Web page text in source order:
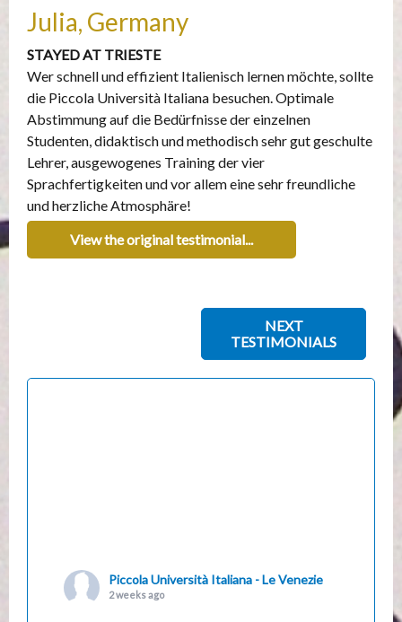
Julia, Germany
STAYED AT TRIESTE
Wer schnell und effizient Italienisch lernen möchte, sollte
die Piccola Università Italiana besuchen. Optimale
Abstimmung auf die Bedürfnisse der einzelnen
Studenten, didaktisch und methodisch sehr gut geschulte
Lehrer, ausgewogenes Training der vier
Sprachfertigkeiten und vor allem eine sehr freundliche
und herzliche Atmosphäre!
View the original testimonial...
NEXT
TESTIMONIALS
Piccola Università Italiana - Le Venezie
2 weeks ago